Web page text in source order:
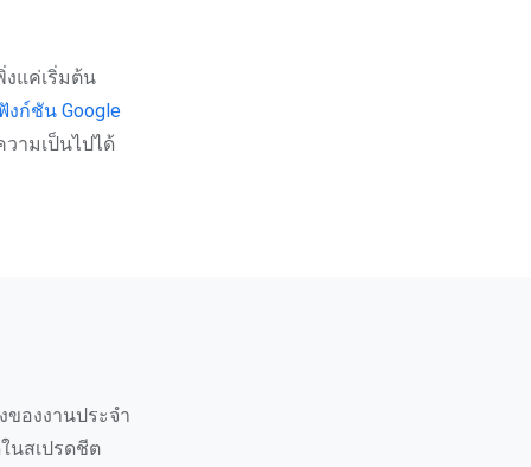
งแค่เริ่มต้น
งก์ชัน Google
ามเป็นไปได้
องงานประจำ
นสเปรดชีต